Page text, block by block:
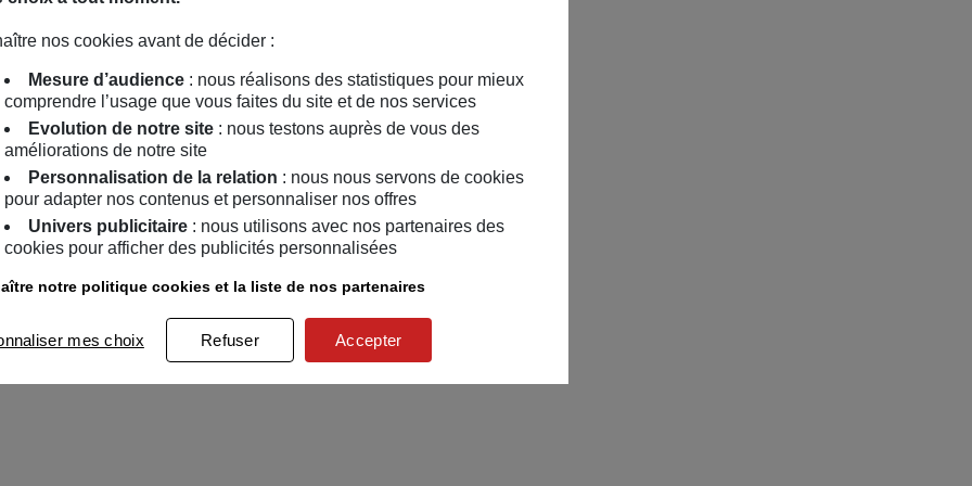
nos cookies avant de décider :
Mesure d’audience : nous réalisons des statistiques pour mieux
comprendre l’usage que vous faites du site et de nos services
Evolution de notre site : nous testons auprès de vous des
améliorations de notre site
Personnalisation de la relation : nous nous servons de cookies
pour adapter nos contenus et personnaliser nos offres
Univers publicitaire : nous utilisons avec nos partenaires des
cookies pour afficher des publicités personnalisées
notre politique cookies et la liste de nos partenaires
mes choix Refuser Accepter